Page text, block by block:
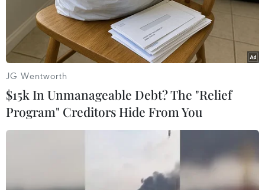
Trung Quốc lại xảy ra vụ cuồng sát, bốn
JG Wentworth
$15k In Unmanageable Debt? The "Relief
Program" Creditors Hide From You